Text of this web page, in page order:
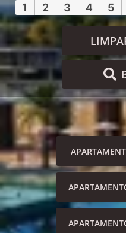
1 2 3 4 5